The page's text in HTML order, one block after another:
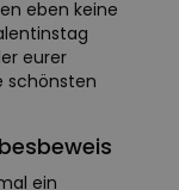
eben keine
eurer
schönsten
ein